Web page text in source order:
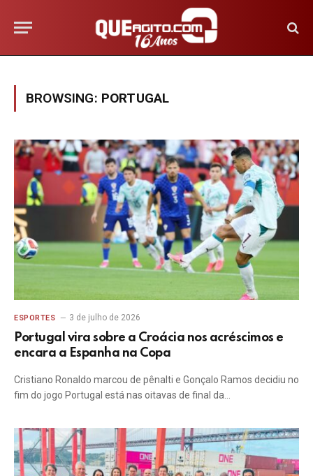
BROWSING: PORTUGAL
ESPORTES 3 de julho de 2026
Portugal vira sobre a Croácia nos acréscimos e
encara a Espanha na Copa
Cristiano Ronaldo marcou de pênalti e Gonçalo Ramos decidiu no
fim do jogo Portugal está nas oitavas de final da…